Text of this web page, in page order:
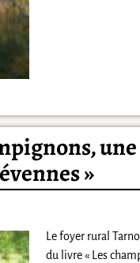
»
Le foyer rural
du livre « Les